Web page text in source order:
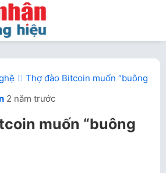
Thợ đào Bitcoin muốn “buông
2 năm trước
muốn “buông